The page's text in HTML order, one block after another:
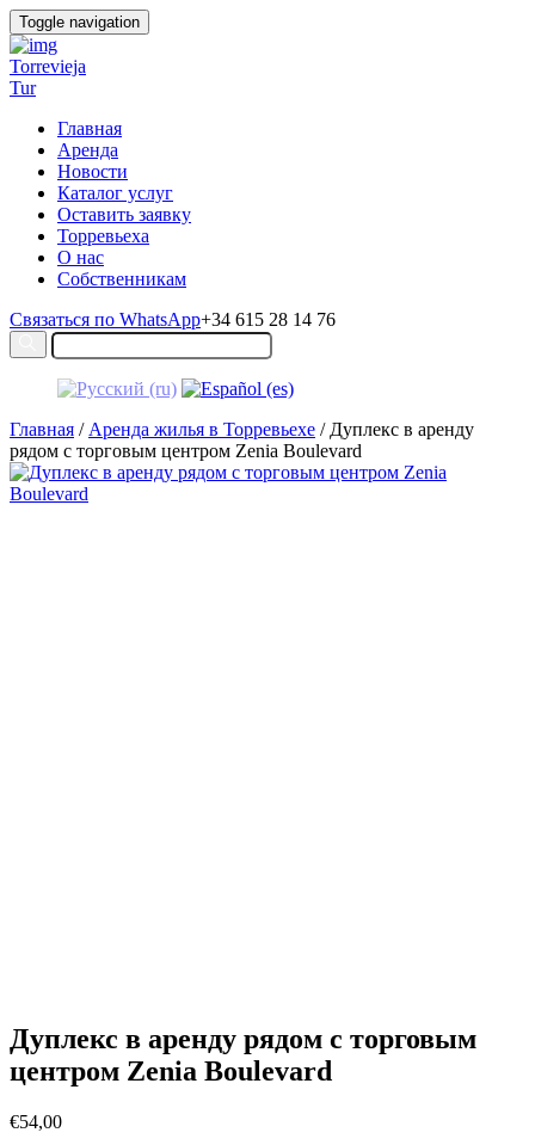
Toggle navigation
Torrevieja
Tur
Главная
Аренда
Новости
Каталог услуг
Оставить заявку
Торревьеха
О нас
Собственникам
Связаться по WhatsApp+34 615 28 14 76
Главная / Аренда жилья в Торревьехе / Дуплекс в аренду
рядом с торговым центром Zenia Boulevard
Дуплекс в аренду рядом с торговым
центром Zenia Boulevard
€54,00